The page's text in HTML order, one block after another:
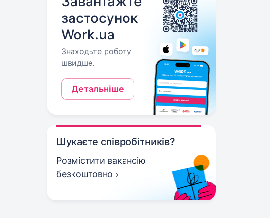
застосунок
Work.ua
Знаходьте роботу
швидше.
Детальніше
Шукаєте співробітників?
Розмістити вакансію
безкоштовно